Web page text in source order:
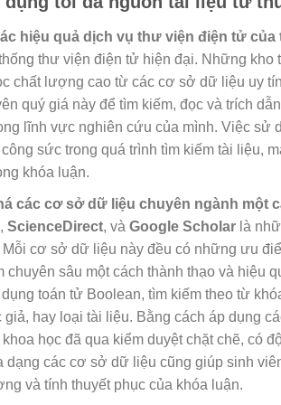
hiệu quả dịch vụ thư viện điện tử
thư viện điện tử hiện đại. Những
chất lượng cao từ các cơ sở dữ liệu uy
quý giá này để tìm kiếm, đọc và trích
lĩnh vực nghiên cứu của mình. Việc sử
sức trong quá trình tìm kiếm tài liệu,
khóa luận.
các cơ sở dữ liệu chuyên ngành một
, ScienceDirect, và Google Scholarlà
Mỗi cơ sở dữ liệu này đều có những ưu
chuyên sâu một cách thành thạo và hiệu
toán tử Boolean, tìm kiếm theo từ
giả, hay loại tài liệu. Bằng cách áp dụng
khoa học đã qua kiểm duyệt chặt chẽ, có
dạng các cơ sở dữ liệu cũng giúp sinh
và tính thuyết phục của khóa luận.